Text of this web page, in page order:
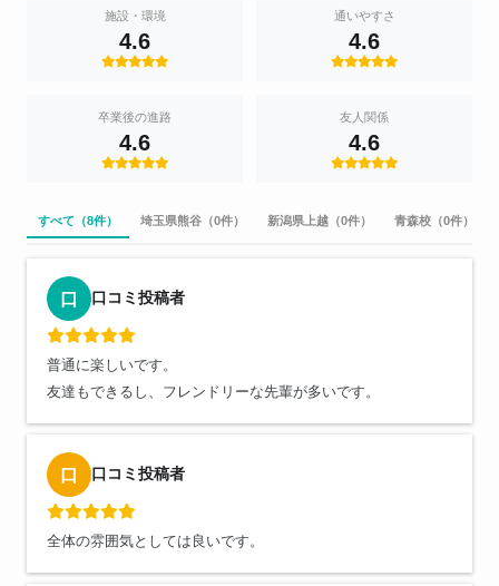
施設・環境
4.6
通いやすさ
4.6
卒業後の進路
4.6
友人関係
4.6
すべて（8件） 埼玉県熊谷（0件） 新潟県上越（0件） 青森校（0件）
口 口コミ投稿者
普通に楽しいです。
友達もできるし、フレンドリーな先輩が多いです。
口 口コミ投稿者
全体の雰囲気としては良いです。